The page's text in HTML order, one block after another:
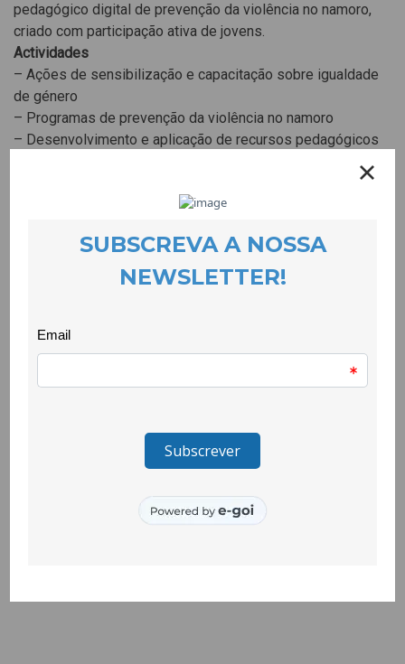
pedagógico digital de prevenção da violência no namoro,
criado com participação ativa de jovens.
Actividades
– Ações de sensibilização e capacitação sobre igualdade
de género
– Programas de prevenção da violência no namoro
– Desenvolvimento e aplicação de recursos pedagógicos
baseados nos Guiões de Educação, Género e Cidadania
estereótipos desde idades precoces
violência no namoro
Entidade promotora
Universidade da Beira Interior
Financiamento
Programa Pessoas 2030 e União Europeia, no âmbito do
Igualdade de Género, CIG)
Período de execução